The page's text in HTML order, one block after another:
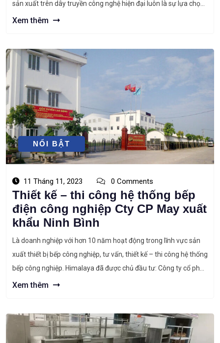
sản xuất trên dây truyền công nghệ hiện đại luôn là sự lựa chọn
hàng đầu của các chủ đầu tư. Himalaya – Nhà thầu thi công dự
Xem thêm
DỰ ÁN
NỔI BẬT
11 Tháng 11, 2023 0 Comments
Thiết kế – thi công hệ thống bếp
điện công nghiệp Cty CP May xuất
khẩu Ninh Bình
Là doanh nghiệp với hơn 10 năm hoạt động trong lĩnh vực sản
xuất thiết bị bếp công nghiệp, tư vấn, thiết kế – thi công hệ thống
bếp công nghiệp. Himalaya đã được chủ đầu tư: Công ty cổ phần
may xuất khẩu Ninh Binh lựa chọn làm nhà thầu trọn gói cho dự
Xem thêm